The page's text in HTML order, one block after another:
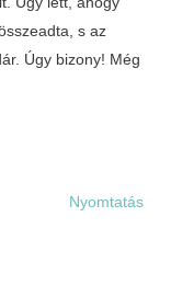
s az
Úgy bizony! Még
Nyomtatás